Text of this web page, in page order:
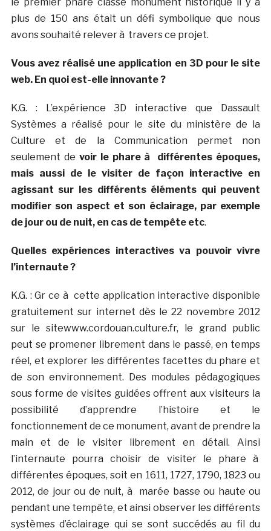
plus de 150 ans était un défi symbolique que nous
avons souhaité relever à travers ce projet.
Vous avez réalisé une application en 3D pour le site
web. En quoi est-elle innovante ?
K.G. : L’expérience 3D interactive que Dassault
Systèmes a réalisé pour le site du ministère de la
Culture et de la Communication permet non
seulement de voir le phare à différentes époques,
mais aussi de le visiter de façon interactive en
agissant sur les différents éléments qui peuvent
modifier son aspect et son éclairage, par exemple
de jour ou de nuit, en cas de tempête etc.
Quelles expériences interactives va pouvoir vivre
l’internaute ?
K.G. : Gr ce à cette application interactive disponible
gratuitement sur internet dès le 22 novembre 2012
sur le sitewww.cordouan.culture.fr, le grand public
peut se promener librement dans le passé, en temps
réel, et explorer les différentes facettes du phare et
de son environnement. Des modules pédagogiques
sous forme de visites guidées offrent aux visiteurs la
possibilité d’apprendre l’histoire et le
fonctionnement de ce monument, avant de prendre la
main et de le visiter librement en détail. Ainsi
l’internaute pourra choisir de visiter le phare à
différentes époques, soit en 1611, 1727, 1790, 1823 ou
2012, de jour ou de nuit, à marée basse ou haute ou
pendant une tempête, et ainsi observer les différents
systèmes d’éclairage qui se sont succédés au fil du